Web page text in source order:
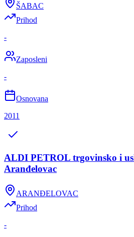
ŠABAC
Prihod
-
Zaposleni
-
Osnovana
2011
ALDI PETROL trgovinsko i
Aranđelovac
ARANĐELOVAC
Prihod
-